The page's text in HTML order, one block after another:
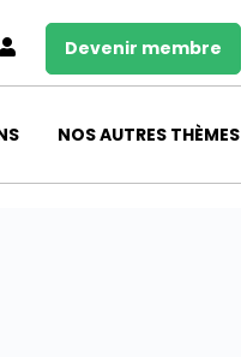
Devenir membre
NOS AUTRES THÈMES